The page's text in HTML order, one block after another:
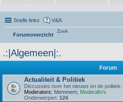
Snelle links V&A
Forumoverzicht
Zoek
.:|Algemeen|:.
Forum
Actualiteit & Politiek
Discussies over het nieuws en de politiek.
Moderators: Memmem Moderafo's
Onderwerpen: 124